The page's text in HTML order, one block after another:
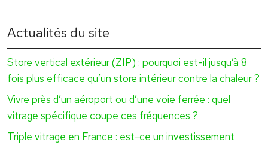
Actualités du site
Store vertical extérieur (ZIP) : pourquoi est-il jusqu’à 8
fois plus efficace qu’un store intérieur contre la chaleur ?
Vivre près d’un aéroport ou d’une voie ferrée : quel
vitrage spécifique coupe ces fréquences ?
Triple vitrage en France : est-ce un investissement